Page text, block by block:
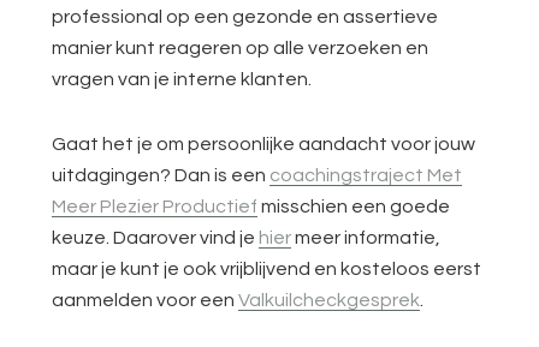
professional op een gezonde en assertieve
manier kunt reageren op alle verzoeken en
vragen van je interne klanten.
Gaat het je om persoonlijke aandacht voor jouw
uitdagingen? Dan is een coachingstraject Met
Meer Plezier Productief misschien een goede
keuze. Daarover vind je hiermeer informatie,
maar je kunt je ook vrijblijvend en kosteloos eerst
aanmelden voor eenValkuilcheckgesprek